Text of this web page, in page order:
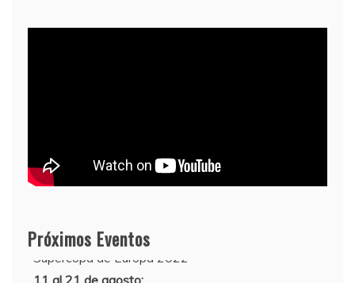
Próximos Eventos
10 de agosto:
Supercopa de Europa 2022
11 al 21 de agosto: